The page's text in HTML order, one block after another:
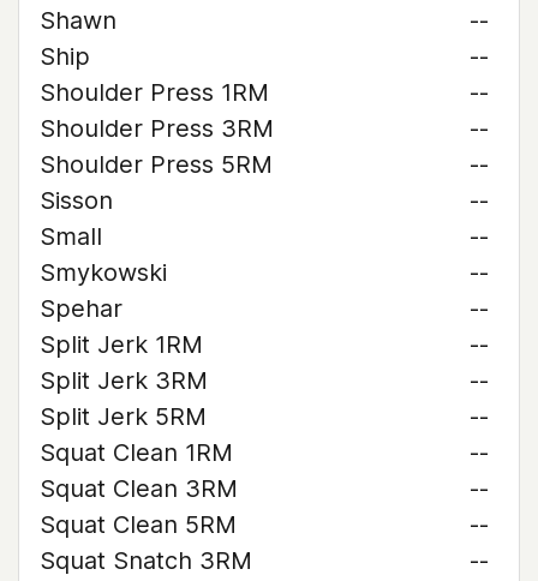
Shawn
--
Ship
--
Shoulder Press 1RM
--
Shoulder Press 3RM
--
Shoulder Press 5RM
--
Sisson
--
Small
--
Smykowski
--
Spehar
--
Split Jerk 1RM
--
Split Jerk 3RM
--
Split Jerk 5RM
--
Squat Clean 1RM
--
Squat Clean 3RM
--
Squat Clean 5RM
--
Squat Snatch 3RM
--